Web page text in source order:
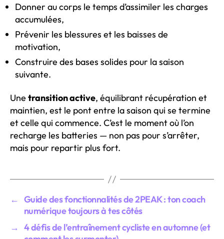
Donner au corps le temps d’assimiler les charges
accumulées,
Prévenir les blessures et les baisses de
motivation,
Construire des bases solides pour la saison
suivante.
Une transition active, équilibrant récupération et
maintien, est le pont entre la saison qui se termine
et celle qui commence. C’est le moment où l’on
recharge les batteries — non pas pour s’arrêter,
mais pour repartir plus fort.
← Guide des fonctionnalités de 2PEAK : ton coach
numérique toujours à tes côtés
→ 4 défis de l’entraînement cycliste en automne (et